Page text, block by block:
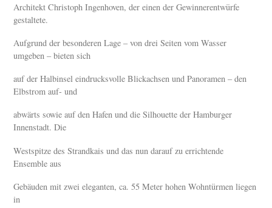
Architekt Christoph Ingenhoven, der einen der Gewinnerentwürfe
gestaltete.
Aufgrund der besonderen Lage – von drei Seiten vom Wasser
umgeben – bieten sich
auf der Halbinsel eindrucksvolle Blickachsen und Panoramen – den
Elbstrom auf- und
abwärts sowie auf den Hafen und die Silhouette der Hamburger
Innenstadt. Die
Westspitze des Strandkais und das nun darauf zu errichtende
Ensemble aus
Gebäuden mit zwei eleganten, ca. 55 Meter hohen Wohntürmen liegen
in